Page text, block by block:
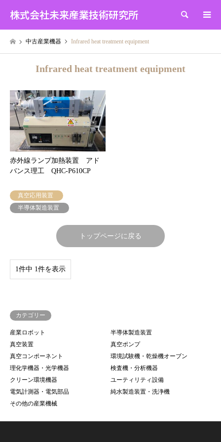
株式会社未来産業技術研究所 検索
中古産業機器 Infrared heat treatment equipment
Infrared heat treatment equipment
赤外線ランプ加熱装置 アド
バンス理工 QHC-P610CP
真空応用装置
半導体製造装置
トップページに戻る
1件中 1件を表示
カテゴリー
産業ロボット
半導体製造装置
真空装置
真空ポンプ
真空コンポーネント
環境試験機・乾燥機オーブン
理化学機器・光学機器
検査機・分析機器
クリーン環境機器
ユーティリティ設備
電気計測器・電気部品
純水製造装置・洗浄機
その他の産業機械